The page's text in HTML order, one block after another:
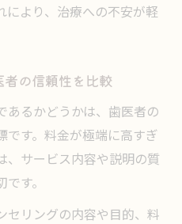
により、治療への不安が軽
の信頼性を比較
あるかどうかは、歯医者の
です。料金が極端に高すぎ
、サービス内容や説明の質
す。
セリングの内容や目的、料